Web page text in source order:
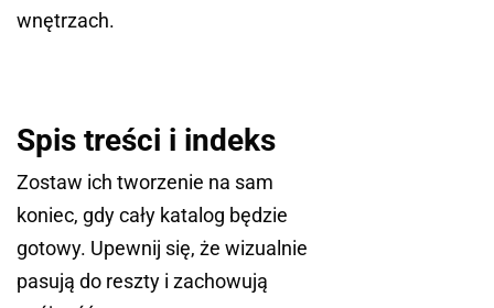
wnętrzach.
Spis treści i indeks
Zostaw ich tworzenie na sam
koniec, gdy cały katalog będzie
gotowy. Upewnij się, że wizualnie
pasują do reszty i zachowują